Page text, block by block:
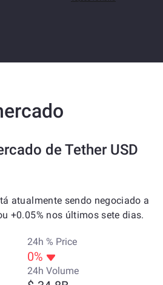
de Tether USD
atualmente sendo negociado a
+0.05% nos últimos sete dias.
24h % Price
0%
24h Volume